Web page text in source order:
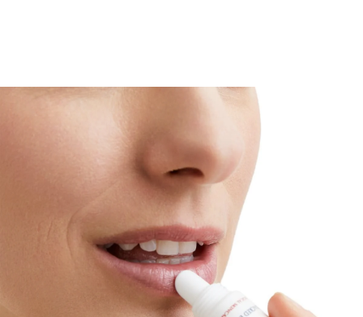
EucerinAquaphor SOS Ajakbalzsam akár 60
Ajkaink bőre vékony, és nem találhatók benne
faggyúmirigyek, ezért hajlamos a kiszáradásra. A
hideg szél és a nap fokozhatják az ajkak kiszáradását,
ami tovább rontja a helyzetet. Az Eucerin
SOS Ajakbalzsam klinikailag és bőrgyógyászatilag
bizonyítottan megnyugtatja és gyógyítja a száraz,
repedezett ajkakat. A glicerinnel, dexpanthenollal,
bisabolollal, valamint C- ésE-vitamin
formula ideális védőréteget hoz létre az ajakbőr
regenerálása érdekében, így újra puhává és
rugalmassá varázsolja az ajkakat.